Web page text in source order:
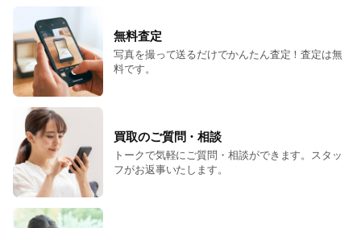
無料査定
写真を撮って送るだけでかんたん査定！査定は無
料です。
買取のご質問・相談
トークで気軽にご質問・相談ができます。スタッ
フがお返事いたします。